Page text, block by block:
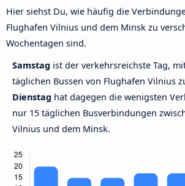
Hier siehst Du, wie häufig die
Flughafen Vilnius und dem Minsk zu
Wochentagen sind.
Samstag ist der verkehrsreichste Tag,
täglichen Bussen von Flughafen Vilnius
Dienstag hat dagegen die wenigsten
nur 15 täglichen Busverbindungen
Vilnius und dem Minsk.